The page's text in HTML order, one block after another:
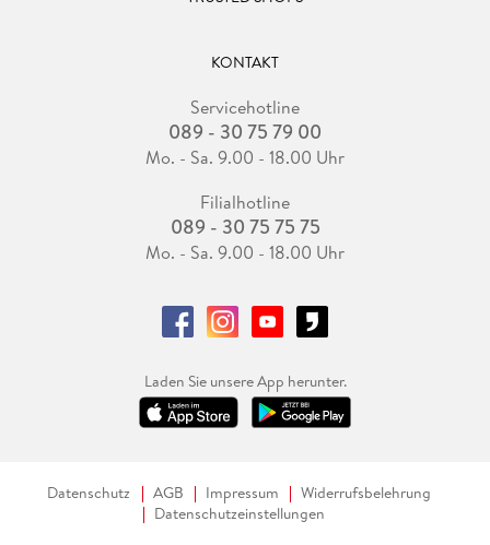
KONTAKT
Servicehotline
089 - 30 75 79 00
Mo. - Sa. 9.00 - 18.00 Uhr
Filialhotline
089 - 30 75 75 75
Mo. - Sa. 9.00 - 18.00 Uhr
Laden Sie unsere App herunter.
Datenschutz AGB Impressum
Widerrufsbelehrung
Datenschutzeinstellungen